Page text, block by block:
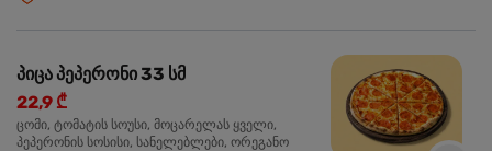
პიცა პეპერონი 33 სმ
22,9 ₾
ცომი, ტომატის სოუსი, მოცარელას ყველი,
პეპერონის სოსისი, სანელებლები, ორეგანო